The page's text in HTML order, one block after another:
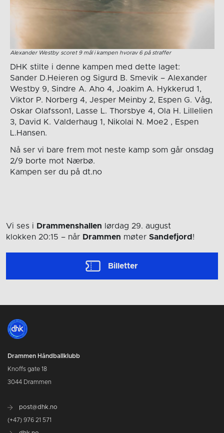
Alexander Westby scoret 9 mål i kampen hvorav 6 på straffer
DHK stilte i denne kampen med dette laget:
Sander D.Heieren og Sigurd B. Smevik – Alexander
Westby 9, Sindre A. Aho 4, Joakim A. Hykkerud 1,
Viktor P. Norberg 4, Jesper Meinby 2, Espen G. Våg,
Oskar Olafsson1, Lasse L. Thorsbye 4, Ola H. Lillelien
3, David K. Valderhaug 1, Nikolai N. Moe2 , Espen
L.Hansen.
Nå ser vi bare frem mot neste kamp som går onsdag
2/9 borte mot Nærbø.
Kampen ser du på dt.no
Vi ses i Drammenshallen lørdag 29. august
klokken 20:15 – når Drammen møter Sandefjord!
Billetter
Drammen Håndballklubb
Knoffs gate 18
3044 Drammen
post@dhk.no
(+47) 976 21 571